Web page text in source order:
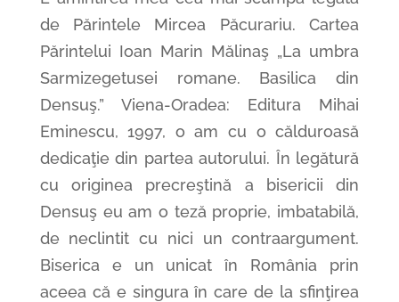
de Părintele Mircea Păcurariu. Cartea
Părintelui Ioan Marin Mălinaş „La umbra
Sarmizegetusei romane. Basilica din
Densuş.” Viena-Oradea: Editura Mihai
Eminescu, 1997, o am cu o călduroasă
dedicaţie din partea autorului. În legătură
cu originea precreştină a bisericii din
Densuş eu am o teză proprie, imbatabilă,
de neclintit cu nici un contraargument.
Biserica e un unicat în România prin
aceea că e singura în care de la sfinţirea